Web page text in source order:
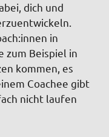
dich und
in
zum Beispiel in
kommen, es
Coachee gibt
nicht laufen